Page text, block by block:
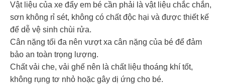
Vật liệu của xe đẩy em bé cần phải là vật liệu chắc chắn,
sơn không rỉ sét, không có chất độc hại và được thiết kế
để dễ vệ sinh chùi rửa.
Cân nặng tối đa nên vượt xa cân nặng của bé để đảm
bảo an toàn trọng lượng.
Chất vải che, vải ghế nên là chất liệu thoáng khí tốt,
không rụng tơ nhỏ hoặc gây dị ứng cho bé.